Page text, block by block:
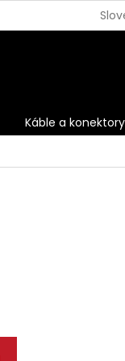
VRÁTENIE
Káble a konektory